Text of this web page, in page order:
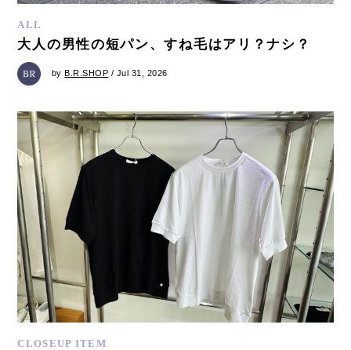
ALL
大人の男性の短パン、すね毛はアリ？ナシ？
by B.R.SHOP / Jul 31, 2026
CLOSEUP ITEM